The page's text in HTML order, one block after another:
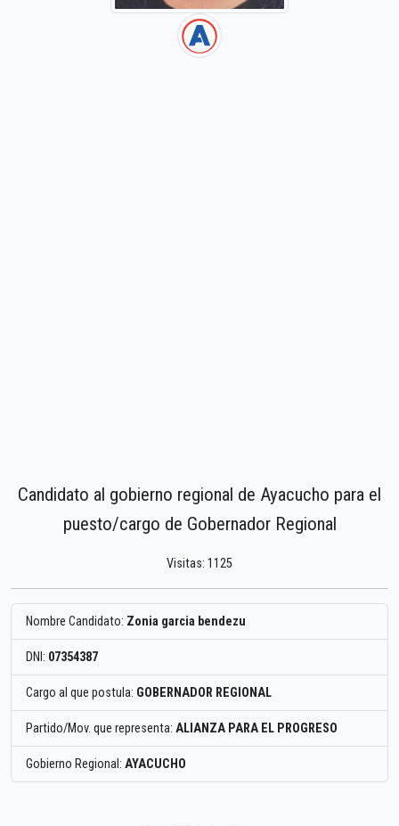
Candidato al gobierno regional de Ayacucho para el
puesto/cargo de Gobernador Regional
Visitas: 1125
Nombre Candidato: Zonia garcia bendezu
DNI: 07354387
Cargo al que postula: GOBERNADOR REGIONAL
Partido/Mov. que representa: ALIANZA PARA EL PROGRESO
Gobierno Regional: AYACUCHO